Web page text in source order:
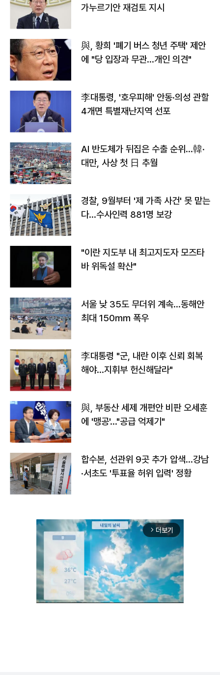
가누르기안 재검토 지시
與, 황희 '폐기 버스 청년 주택' 제안
에 "당 입장과 무관…개인 의견"
李대통령, '호우피해' 안동·의성 관할
4개면 특별재난지역 선포
AI 반도체가 뒤집은 수출 순위…韓·
대만, 사상 첫 日 추월
경찰, 9월부터 '제 가족 사건' 못 맡는
다…수사인력 881명 보강
"이란 지도부 내 최고지도자 모즈타
바 위독설 확산"
서울 낮 35도 무더위 계속…동해안
최대 150㎜ 폭우
李대통령 "군, 내란 이후 신뢰 회복
해야…지휘부 헌신해달라"
與, 부동산 세제 개편안 비판 오세훈
에 '맹공'…"공급 억제기"
합수본, 선관위 9곳 추가 압색…강남
·서초도 '투표율 허위 입력' 정황
arrow_forward_ios 더보기